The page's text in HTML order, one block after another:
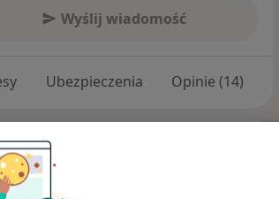
Wyślij wiadomość
Ubezpieczenia Opinie (14)